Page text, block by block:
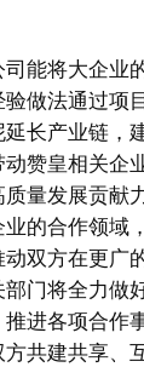
能将大企业
做法通过项
长产业链，
赞皇相关企
量发展贡献
的合作领域
双方在更广
门将全力做
进各项合作
共建共享、